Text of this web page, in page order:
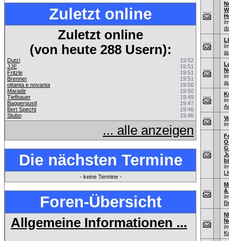
Zuletzt online
Zuletzt online
(von heute 288 Usern):
Dutzi
19:52
JJE
19:51
Fritzle
19:51
Brenner
19:51
ottanta e novanta
19:50
Maradir
19:50
Tiefbauer
19:49
Baggergustl
19:47
Bert Specht
19:46
Stubo
19:46
... alle anzeigen
Die nächsten Termine
- keine Termine -
Foren-Übersicht
Allgemeine Informationen ...
&